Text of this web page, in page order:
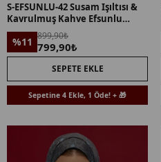
S-EFSUNLU-42 Susam Işıltısı &
Kavrulmuş Kahve Efsunlu
Desen Şal
%11 899,90₺
799,90₺
SEPETE EKLE
Sepetine 4 Ekle, 1 Öde! + 🎁